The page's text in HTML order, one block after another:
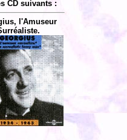
CD suivants :
l'Amuseur